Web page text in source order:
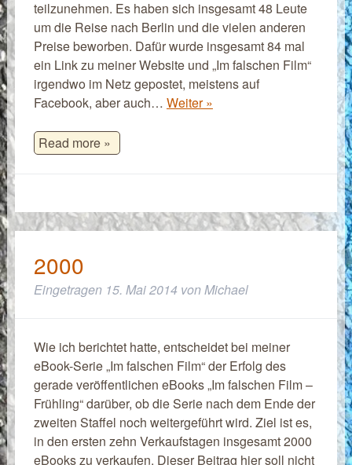
teilzunehmen. Es haben sich insgesamt 48 Leute
um die Reise nach Berlin und die vielen anderen
Preise beworben. Dafür wurde insgesamt 84 mal
ein Link zu meiner Website und „Im falschen Film“
irgendwo im Netz gepostet, meistens auf
Facebook, aber auch… Weiter »
Read more »
2000
Eingetragen 15. Mai 2014 vonMichael
Wie ich berichtet hatte, entscheidet bei meiner
eBook-Serie „Im falschen Film“ der Erfolg des
gerade veröffentlichen eBooks „Im falschen Film –
Frühling“ darüber, ob die Serie nach dem Ende der
zweiten Staffel noch weitergeführt wird. Ziel ist es,
in den ersten zehn Verkaufstagen insgesamt 2000
eBooks zu verkaufen. Dieser Beitrag hier soll nicht